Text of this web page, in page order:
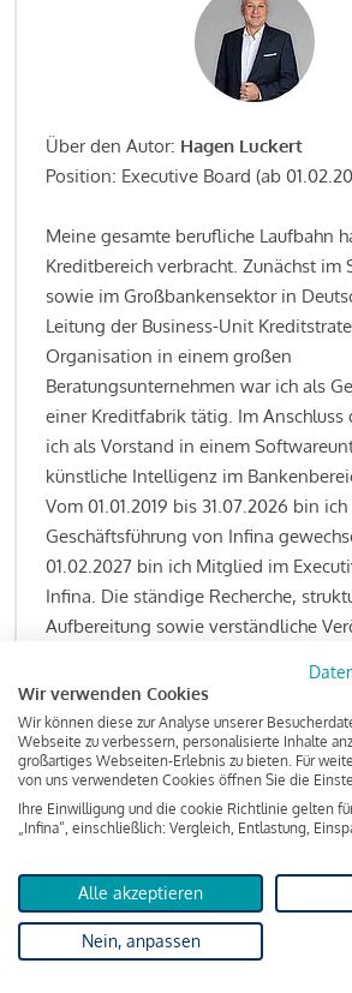
Über den Autor: Hagen Luckert
Position: Executive Board (ab
Meine gesamte berufliche Laufbahn
Kreditbereich verbracht. Zunächst im
sowie im Großbankensektor in
Leitung der Business-Unit
Organisation in einem großen
Beratungsunternehmen war ich als
einer Kreditfabrik tätig. Im Anschluss
ich als Vorstand in einem
künstliche Intelligenz im
Vom 01.01.2019 bis 31.07.2026 bin
Geschäftsführung von Infina
01.02.2027 bin ich Mitglied im
Infina. Die ständige Recherche,
Aufbereitung sowie verständliche
Kreditgeschäft gehören zu den
Schwerpunktsetzungen meiner
Lesen Sie meine Finanzierungs-
KreditindexDas Wohnkredit
Wir verwenden Cookies
Wir können diese zur Analyse unserer
Webseite zu verbessern, personalisierte Inhalte
großartiges Webseiten-Erlebnis zu bieten. Für
von uns verwendeten Cookies öffnen Sie die
Ihre Einwilligung und die cookie Richtlinie gelten
„Infina“, einschließlich: Vergleich, Entlastung,
Alle akzeptieren
Nein, anpassen